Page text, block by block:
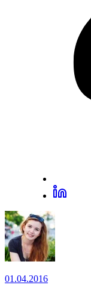
01.04.2016